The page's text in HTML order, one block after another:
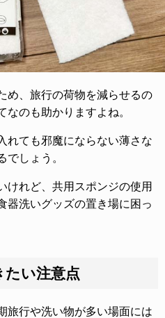
め、旅行の荷物を減らせるの
なのも助かりますよね。
れても邪魔にならない薄さな
でしょう。
けれど、共用スポンジの使用
器洗いグッズの置き場に困っ
たい注意点
旅行や洗い物が多い場面には